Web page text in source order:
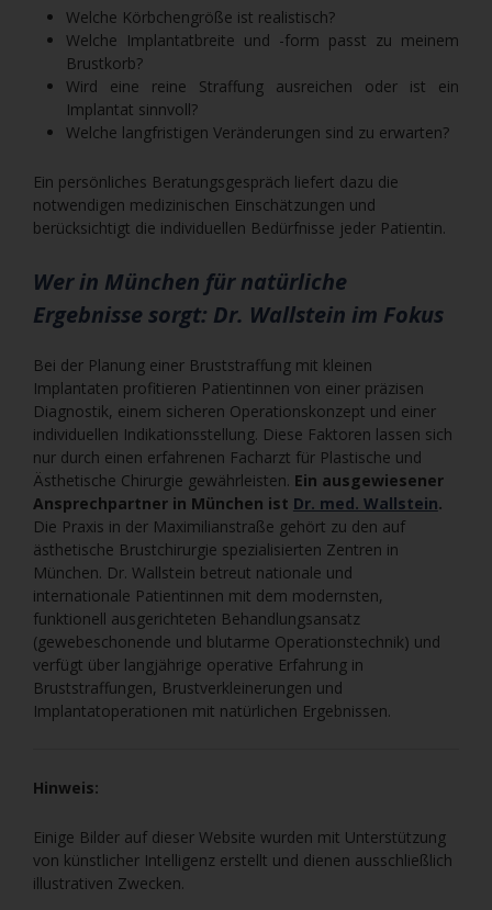
Welche Körbchengröße ist realistisch?
Welche Implantatbreite und -form passt zu meinem
Brustkorb?
Wird eine reine Straffung ausreichen oder ist ein
Implantat sinnvoll?
Welche langfristigen Veränderungen sind zu erwarten?
Ein persönliches Beratungsgespräch liefert dazu die
notwendigen medizinischen Einschätzungen und
berücksichtigt die individuellen Bedürfnisse jeder Patientin.
Wer in München für natürliche
Ergebnisse sorgt: Dr. Wallstein im Fokus
Bei der Planung einer Bruststraffung mit kleinen
Implantaten profitieren Patientinnen von einer präzisen
Diagnostik, einem sicheren Operationskonzept und einer
individuellen Indikationsstellung. Diese Faktoren lassen sich
nur durch einen erfahrenen Facharzt für Plastische und
Ästhetische Chirurgie gewährleisten. Ein ausgewiesener
Ansprechpartner in München ist Dr. med. Wallstein.
Die Praxis in der Maximilianstraße gehört zu den auf
ästhetische Brustchirurgie spezialisierten Zentren in
München. Dr. Wallstein betreut nationale und
internationale Patientinnen mit dem modernsten,
funktionell ausgerichteten Behandlungsansatz
(gewebeschonende und blutarme Operationstechnik) und
verfügt über langjährige operative Erfahrung in
Bruststraffungen, Brustverkleinerungen und
Implantatoperationen mit natürlichen Ergebnissen.
Hinweis:
Einige Bilder auf dieser Website wurden mit Unterstützung
von künstlicher Intelligenz erstellt und dienen ausschließlich
illustrativen Zwecken.